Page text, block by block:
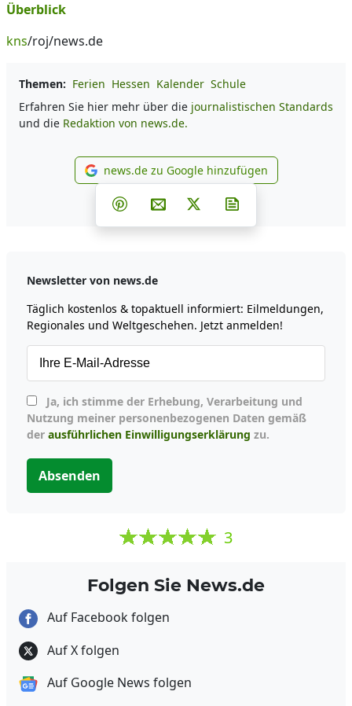
Überblick
kns/roj/news.de
Themen: Ferien Hessen Kalender Schule
Erfahren Sie hier mehr über die journalistischen Standards
und die Redaktion von news.de.
news.de zu Google
news.de zu Google hinzufügen
Teilen auf Facebook
Teilen auf Whatsapp
Teilen auf Telegram
Teilen auf Pinterest
Per E-Mail teilen
Post auf X
Newsletter von news.de
Täglich kostenlos & topaktuell informiert: Eilmeldungen,
Regionales und Weltgeschehen. Jetzt anmelden!
Nutzung meiner personenbezogenen Daten gemäß
der ausführlichen Einwilligungserklärung zu.
Absenden
3
Folgen Sie News.de
Auf Facebook folgen
Auf X folgen
Auf Google News folgen